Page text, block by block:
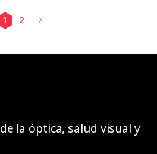
1 2
de la óptica, salud visual y